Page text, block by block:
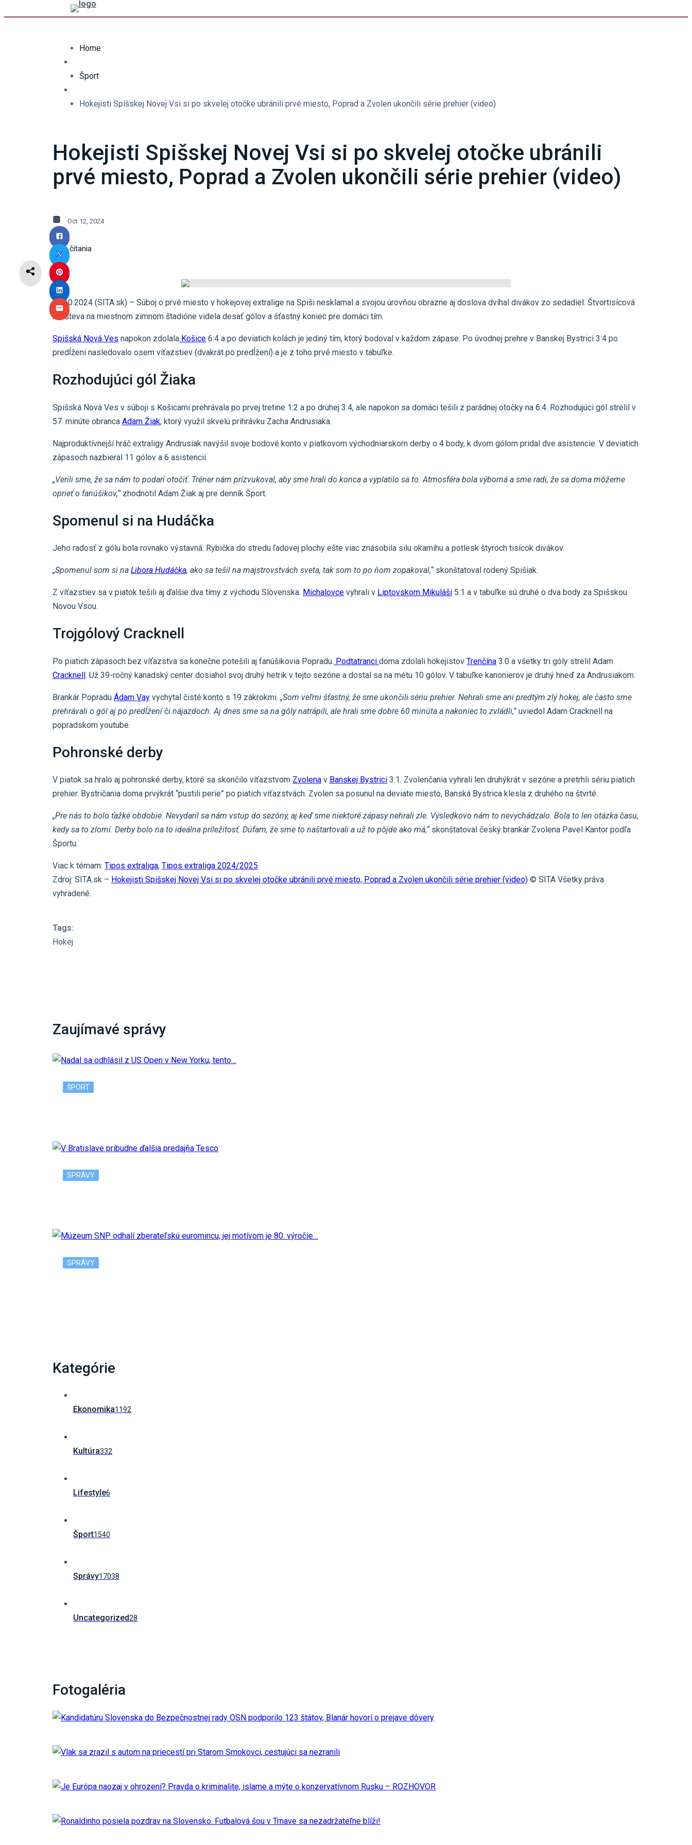
Home
Šport
Hokejisti Spišskej Novej Vsi si po skvelej otočke ubránili prvé miesto, Poprad a Zvolen ukončili série prehier (video)
Hokejisti Spišskej Novej Vsi si po skvelej otočke ubránili
prvé miesto, Poprad a Zvolen ukončili série prehier (video)
Oct 12, 2024
3
min čítania
14.10.2024 (SITA.sk) – Súboj o prvé miesto v hokejovej extralige na Spiši nesklamal a svojou úrovňou obrazne aj doslova dvíhal divákov zo sedadiel. Štvortisícová
návšteva na miestnom zimnom štadióne videla desať gólov a šťastný koniec pre domáci tím.
Spišská Nová Ves napokon zdolala Košice 6:4 a po deviatich kolách je jediný tím, ktorý bodoval v každom zápase. Po úvodnej prehre v Banskej Bystrici 3:4 po
predĺžení nasledovalo osem víťazstiev (dvakrát po predĺžení) a je z toho prvé miesto v tabuľke.
Rozhodujúci gól Žiaka
Spišská Nová Ves v súboji s Košicami prehrávala po prvej tretine 1:2 a po druhej 3:4, ale napokon sa domáci tešili z parádnej otočky na 6:4. Rozhodujúci gól strelil v
57. minúte obranca Adam Žiak, ktorý využil skvelú prihrávku Zacha Andrusiaka.
Najproduktívnejší hráč extraligy Andrusiak navýšil svoje bodové konto v piatkovom východniarskom derby o 4 body, k dvom gólom pridal dve asistencie. V deviatich
zápasoch nazbieral 11 gólov a 6 asistencií.
„Verili sme, že sa nám to podarí otočiť. Tréner nám prízvukoval, aby sme hrali do konca a vyplatilo sa to. Atmosféra bola výborná a sme radi, že sa doma môžeme
oprieť o fanúšikov,“ zhodnotil Adam Žiak aj pre denník Šport.
Spomenul si na Hudáčka
Jeho radosť z gólu bola rovnako výstavná. Rybička do stredu ľadovej plochy ešte viac znásobila silu okamihu a potlesk štyroch tisícok divákov.
„Spomenul som si na Libora Hudáčka, ako sa tešil na majstrovstvách sveta, tak som to po ňom zopakoval,“ skonštatoval rodený Spišiak.
Z víťazstiev sa v piatok tešili aj ďalšie dva tímy z východu Slovenska. Michalovce vyhrali v Liptovskom Mikuláši 5:1 a v tabuľke sú druhé o dva body za Spišskou
Novou Vsou.
Trojgólový Cracknell
Po piatich zápasoch bez víťazstva sa konečne potešili aj fanúšikovia Popradu. Podtatranci doma zdolali hokejistov Trenčína 3:0 a všetky tri góly strelil Adam
Cracknell. Už 39-ročný kanadský center dosiahol svoj druhý hetrik v tejto sezóne a dostal sa na métu 10 gólov. V tabuľke kanonierov je druhý hneď za Andrusiakom.
Brankár Popradu Ádam Vay vychytal čisté konto s 19 zákrokmi. „Som veľmi šťastný, že sme ukončili sériu prehier. Nehrali sme ani predtým zlý hokej, ale často sme
prehrávali o gól aj po predĺžení či nájazdoch. Aj dnes sme sa na góly natrápili, ale hrali sme dobre 60 minúta a nakoniec to zvládli,” uviedol Adam Cracknell na
popradskom youtube.
Pohronské derby
V piatok sa hralo aj pohronské derby, ktoré sa skončilo víťazstvom Zvolena v Banskej Bystrici 3:1. Zvolenčania vyhrali len druhýkrát v sezóne a pretrhli sériu piatich
prehier. Bystričania doma prvýkrát “pustili perie” po piatich víťazstvách. Zvolen sa posunul na deviate miesto, Banská Bystrica klesla z druhého na štvrté.
„Pre nás to bolo ťažké obdobie. Nevydaril sa nám vstup do sezóny, aj keď sme niektoré zápasy nehrali zle. Výsledkovo nám to nevychádzalo. Bola to len otázka času,
kedy sa to zlomí. Derby bolo na to ideálna príležitosť. Dúfam, že sme to naštartovali a už to pôjde ako má,“skonštatoval český brankár Zvolena Pavel Kantor podľa
Športu.
Viac k témam: Tipos extraliga, Tipos extraliga 2024/2025
Zdroj: SITA.sk – Hokejisti Spišskej Novej Vsi si po skvelej otočke ubránili prvé miesto, Poprad a Zvolen ukončili série prehier (video) © SITA Všetky práva
vyhradené.
Tags:
Hokej
Zaujímavé správy
ŠPORT
SPRÁVY
SPRÁVY
Kategórie
Ekonomika1192
Kultúra332
Lifestyle6
Šport1540
Správy17038
Uncategorized28
Fotogaléria